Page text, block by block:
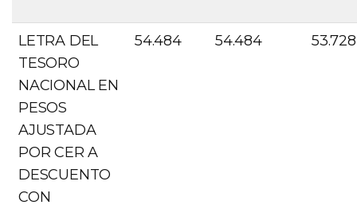
LETRA DEL
TESORO
NACIONAL EN
PESOS
AJUSTADA
POR CER A
DESCUENTO
CON
54.484 54.484 53.728